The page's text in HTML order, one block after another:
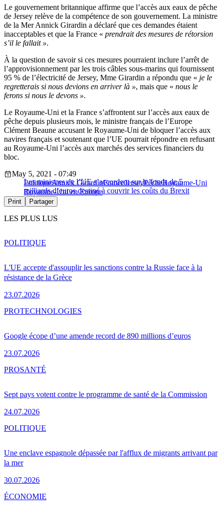
Le gouvernement britannique affirme que l’accès aux eaux de pêche
de Jersey relève de la compétence de son gouvernement. La ministre
de la Mer Annick Girardin a déclaré que ces demandes étaient
inacceptables et que la France « prendrait des mesures de rétorsion
s’il le fallait ».
À la question de savoir si ces mesures pourraient inclure l’arrêt de
l’approvisionnement par les trois câbles sous-marins qui fournissent
95 % de l’électricité de Jersey, Mme Girardin a répondu que « je le
regretterais si nous devions en arriver là », mais que « nous le
ferons si nous le devons ».
Le Royaume-Uni et la France s’affrontent sur l’accès aux eaux de
pêche depuis plusieurs mois, le ministre français de l’Europe
Clément Beaune accusant le Royaume-Uni de bloquer l’accès aux
navires français et soutenant que l’UE pourrait répondre en refusant
au Royaume-Uni l’accès aux marchés des services financiers du
bloc.
Les ministres de l’UE s’accordent sur le fonds de 5
milliards d’euros destiné à couvrir les coûts du Brexit
May 5, 2021 - 07:49
PolitiqueAnnick GirardinFranceJerseyPêcheRoyaume-Uni
Royaume-Uni en Europe
Print Partager
LES PLUS LUS
L'UE accepte d'assouplir les sanctions contre la Russie face à la
résistance de la Grèce
23.07.2026
POLITIQUE
Google écope d’une amende record de 890 millions d’euros
23.07.2026
PROTECHNOLOGIES
Sept pays votent contre le programme de santé de la Commission
24.07.2026
PROSANTÉ
Une enclave espagnole dépassée par l'afflux de migrants arrivant par
la mer
30.07.2026
POLITIQUE
ÉCONOMIE